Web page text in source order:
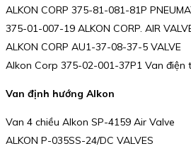
ALKON CORP 375-81-081-81P
375-01-007-19 ALKON CORP. AIR
ALKON CORP AU1-37-08-37-5 VALVE
Alkon Corp 375-02-001-37P1 Van điện
Van định hướng Alkon
Van 4 chiều Alkon SP-4159 Air Valve
ALKON P-035SS-24/DC VALVES